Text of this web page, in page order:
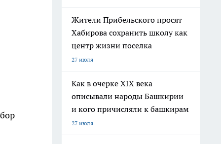
Жители Прибельского просят
Хабирова сохранить школу как
центр жизни поселка
27 июля
Как в очерке XIX века
описывали народы Башкирии
и кого причисляли к башкирам
27 июля